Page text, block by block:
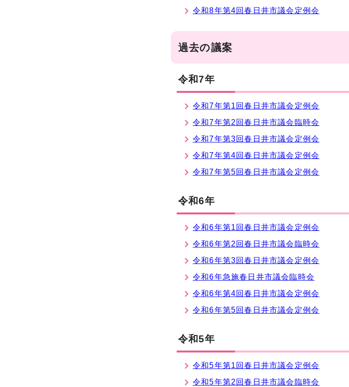
令和8年第4回春日井市議会定例会
過去の議案
令和7年
令和7年第1回春日井市議会定例会
令和7年第2回春日井市議会臨時会
令和7年第3回春日井市議会定例会
令和7年第4回春日井市議会定例会
令和7年第5回春日井市議会定例会
令和6年
令和6年第1回春日井市議会定例会
令和6年第2回春日井市議会臨時会
令和6年第3回春日井市議会定例会
令和6年急施春日井市議会臨時会
令和6年第4回春日井市議会定例会
令和6年第5回春日井市議会定例会
令和5年
令和5年第1回春日井市議会定例会
令和5年第2回春日井市議会臨時会